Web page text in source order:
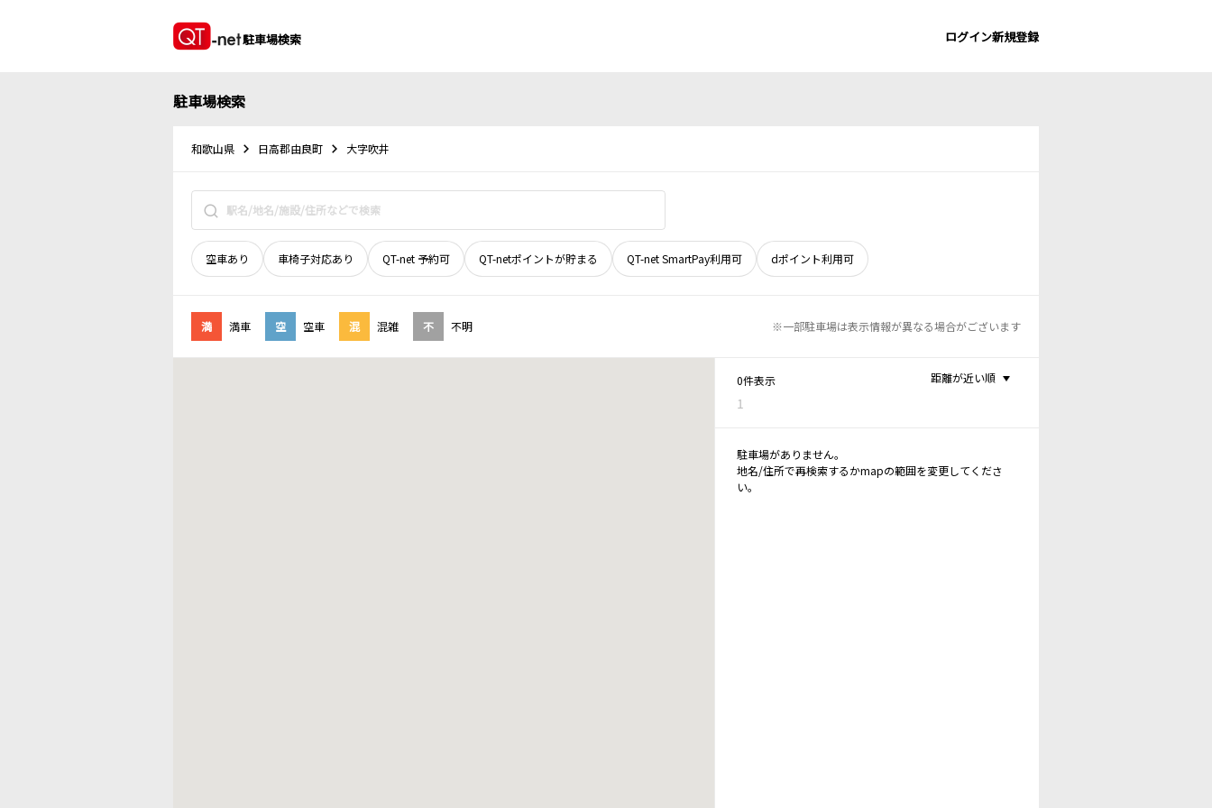
駐車場検索 ログイン新規登録
駐車場検索
和歌山県 日高郡由良町 大字吹井
空車あり 車椅子対応あり QT-net 予約可 QT-netポイントが貯まる QT-net SmartPay利用可 dポイント利用可
満 満車 空 空車 混 混雑 不 不明 ※一部駐車場は表示情報が異なる場合がございます
0件表示
1
距離が近い順
駐車場がありません。
地名/住所で再検索するかmapの範囲を変更してくださ
い。